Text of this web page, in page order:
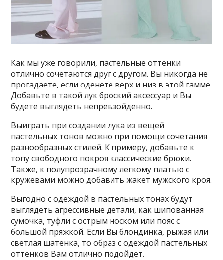
Как мы уже говорили, пастельные оттенки
отлично сочетаются друг с другом. Вы никогда не
прогадаете, если оденете верх и низ в этой гамме.
Добавьте в такой лук броский аксессуар и Вы
будете выглядеть непревзойденно.
Выиграть при создании лука из вещей
пастельных тонов можно при помощи сочетания
разнообразных стилей. К примеру, добавьте к
топу свободного покроя классические брюки.
Также, к полупрозрачному легкому платью с
кружевами можно добавить жакет мужского кроя.
Выгодно с одеждой в пастельных тонах будут
выглядеть агрессивные детали, как шипованная
сумочка, туфли с острым носком или пояс с
большой пряжкой. Если Вы блондинка, рыжая или
светлая шатенка, то образ с одеждой пастельных
оттенков Вам отлично подойдет.